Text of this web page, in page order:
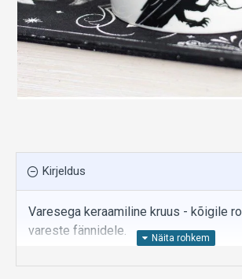
Kirjeldus
Varesega keraamiline kruus - kõigile
vareste fännidele.